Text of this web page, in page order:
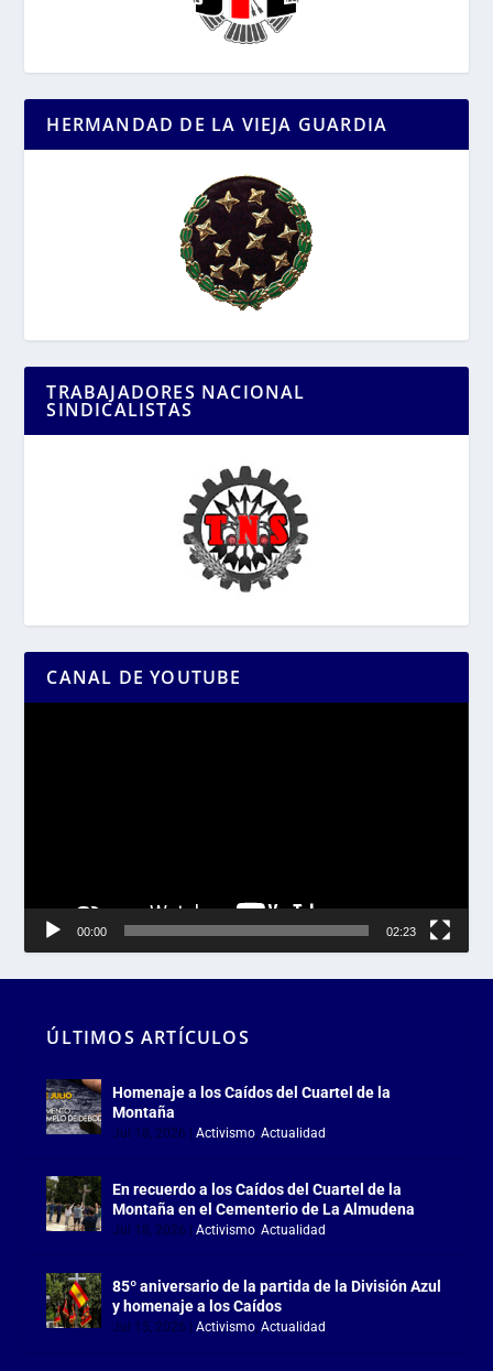
HERMANDAD DE LA VIEJA GUARDIA
TRABAJADORES NACIONAL
SINDICALISTAS
CANAL DE YOUTUBE
00:00 02:23
ÚLTIMOS ARTÍCULOS
Homenaje a los Caídos del Cuartel de la
Montaña
Jul 18, 2026 |Activismo,Actualidad
En recuerdo a los Caídos del Cuartel de la
Montaña en el Cementerio de La Almudena
Jul 18, 2026 |Activismo,Actualidad
85º aniversario de la partida de la División Azul
y homenaje a los Caídos
Jul 15, 2026 |Activismo,Actualidad